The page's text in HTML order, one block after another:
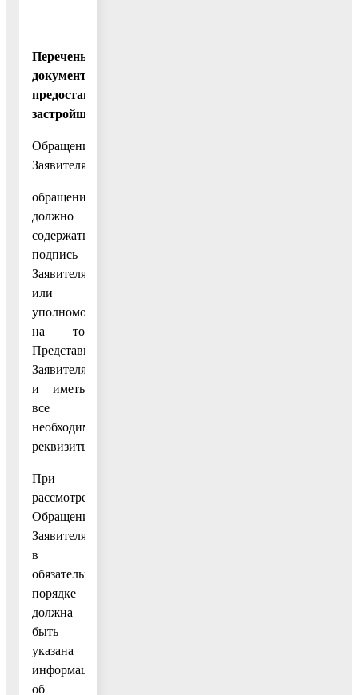
Перечень
документов,
предоставляемых
застройщиком:
Обращение
Заявителя:
обращение
должно
содержать
подпись
Заявителя
или
уполномоченного
на то
Представителя
Заявителя
и иметь
все
необходимые
реквизиты.
При
рассмотрении
Обращений
Заявителя
в
обязательном
порядке
должна
быть
указана
информация
об